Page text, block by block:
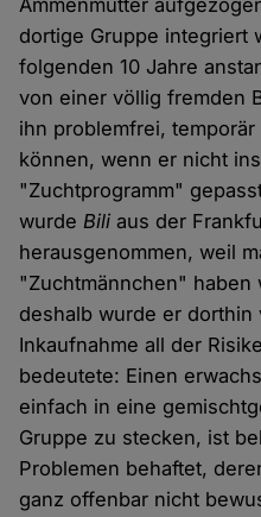
Ammenmütter
dortige Gruppe integriert
folgenden 10 Jahre
von einer völlig fremden
ihn problemfrei,
können, wenn er nicht
"Zuchtprogramm"
wurdeBili aus der
herausgenommen, weil
"Zuchtmännchen" haben
deshalb wurde er
Inkaufnahme all der
bedeutete: Einen
einfach in eine
Gruppe zu stecken, ist
Problemen behaftet,
ganz offenbar nicht